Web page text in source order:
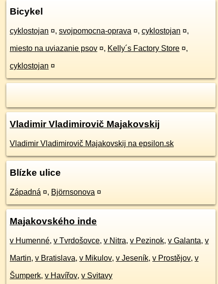
Bicykel
cyklostojan ¤, svojpomocna-oprava ¤, cyklostojan ¤,
miesto na uviazanie psov ¤, Kelly´s Factory Store ¤,
cyklostojan ¤
Vladimir Vladimirovič Majakovskij
Vladimir Vladimirovič Majakovskij na epsilon.sk
Blízke ulice
Západná ¤, Björnsonova ¤
Majakovského inde
v Humenné, v Tvrdošovce, v Nitra, v Pezinok, v Galanta, v
Martin, v Bratislava, v Mikulov, v Jeseník, v Prostějov, v
Šumperk, v Havířov, v Svitavy